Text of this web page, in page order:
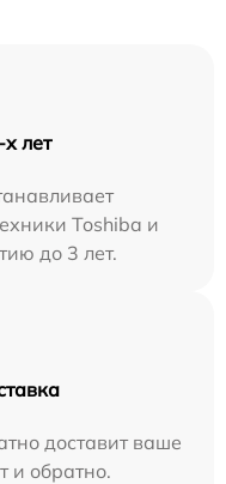
лет
Toshiba и
до 3 лет.
доставит ваше
и обратно.